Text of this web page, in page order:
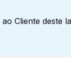
Cliente deste